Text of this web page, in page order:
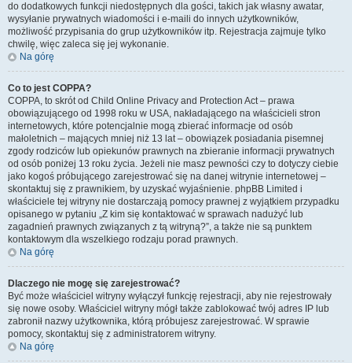
do dodatkowych funkcji niedostępnych dla gości, takich jak własny awatar,
wysyłanie prywatnych wiadomości i e-maili do innych użytkowników,
możliwość przypisania do grup użytkowników itp. Rejestracja zajmuje tylko
chwilę, więc zaleca się jej wykonanie.
Na górę
Co to jest COPPA?
COPPA, to skrót od Child Online Privacy and Protection Act – prawa
obowiązującego od 1998 roku w USA, nakładającego na właścicieli stron
internetowych, które potencjalnie mogą zbierać informacje od osób
małoletnich – mających mniej niż 13 lat – obowiązek posiadania pisemnej
zgody rodziców lub opiekunów prawnych na zbieranie informacji prywatnych
od osób poniżej 13 roku życia. Jeżeli nie masz pewności czy to dotyczy ciebie
jako kogoś próbującego zarejestrować się na danej witrynie internetowej –
skontaktuj się z prawnikiem, by uzyskać wyjaśnienie. phpBB Limited i
właściciele tej witryny nie dostarczają pomocy prawnej z wyjątkiem przypadku
opisanego w pytaniu „Z kim się kontaktować w sprawach nadużyć lub
zagadnień prawnych związanych z tą witryną?”, a także nie są punktem
kontaktowym dla wszelkiego rodzaju porad prawnych.
Na górę
Dlaczego nie mogę się zarejestrować?
Być może właściciel witryny wyłączył funkcję rejestracji, aby nie rejestrowały
się nowe osoby. Właściciel witryny mógł także zablokować twój adres IP lub
zabronił nazwy użytkownika, którą próbujesz zarejestrować. W sprawie
pomocy, skontaktuj się z administratorem witryny.
Na górę